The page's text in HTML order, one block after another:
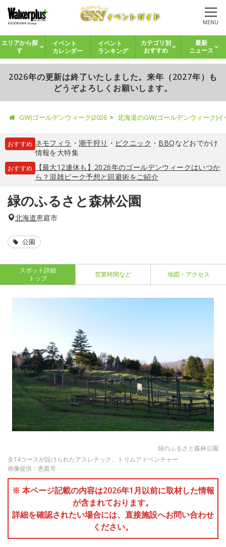
MENU
エリアから探
す
イベント
カレンダー
イベント
ランキング
カテゴリ別
おすすめ
最新
ニュース
2026年の更新は終了いたしました。来年（2027年）も
どうぞよろしくお願いします。
GW(ゴールデンウィーク)2026 北海道のGW(ゴールデンウィーク)
おすすめ ネモフィラ ・ 潮干狩り ・ ピクニック ・ BBQなどおでかけ
情報を大特集
おすすめ
【最大12連休も】2026年のゴールデンウィークはいつか
ら？混雑ピーク予想と回避術をご紹介
緑のふるさと森林公園
北海道恵庭市
公園
スポット詳細
トップ
営業時間など 地図・アクセス
緑のふるさと森林公園
全14コースが設けられたアスレチック、トリムアドベンチャー
画像提供：恵庭市
※ 本ページ記載の内容は2026年1月以前に取材した情報
が含まれております。
詳細を確認されたい場合には、直接施設へお問い合わせ
ください。